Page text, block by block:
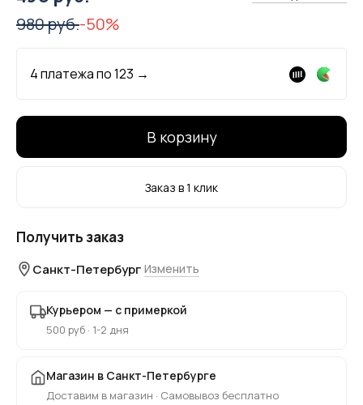
980 руб.-50%
4 платежа по123 →
В корзину
Заказ в 1 клик
Получить заказ
Санкт-Петербург Изменить
Курьером — с примеркой
500 руб · 1-2 дня
Магазин в Санкт-Петербурге
Доставим в магазин · Самовывоз бесплатно